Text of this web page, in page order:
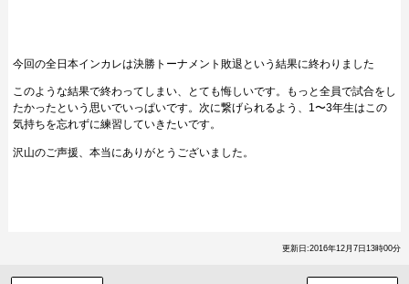
今回の全日本インカレは決勝トーナメント敗退という結果に終わりました
このような結果で終わってしまい、とても悔しいです。もっと全員で試合をし
たかったという思いでいっぱいです。次に繋げられるよう、1〜3年生はこの
気持ちを忘れずに練習していきたいです。
沢山のご声援、本当にありがとうございました。
更新日:2016年12月7日13時00分